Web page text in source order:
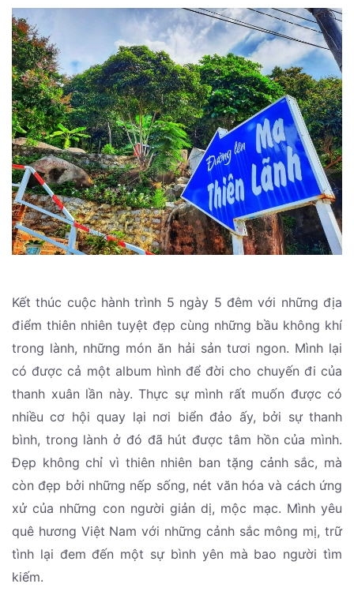
Kết thúc cuộc hành trình 5 ngày 5 đêm với những địa
điểm thiên nhiên tuyệt đẹp cùng những bầu không khí
trong lành, những món ăn hải sản tươi ngon. Mình lại
có được cả một album hình để đời cho chuyến đi của
thanh xuân lần này. Thực sự mình rất muốn được có
nhiều cơ hội quay lại nơi biển đảo ấy, bởi sự thanh
bình, trong lành ở đó đã hút được tâm hồn của mình.
Đẹp không chỉ vì thiên nhiên ban tặng cảnh sắc, mà
còn đẹp bởi những nếp sống, nét văn hóa và cách ứng
xử của những con người giản dị, mộc mạc. Mình yêu
quê hương Việt Nam với những cảnh sắc mông mị, trữ
tình lại đem đến một sự bình yên mà bao người tìm
kiếm.